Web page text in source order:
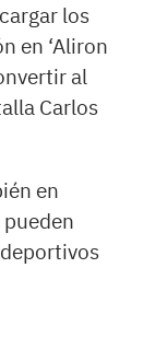
los
en ‘Aliron
al
Carlos
en
pueden